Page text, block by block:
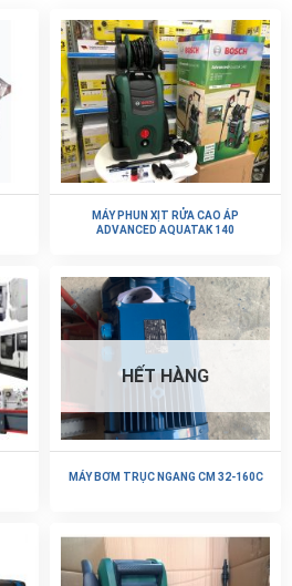
MÁY PHUN XỊT RỬA CAO ÁP
ADVANCED AQUATAK 140
HẾT HÀNG
MÁY BƠM TRỤC NGANG CM 32-160C